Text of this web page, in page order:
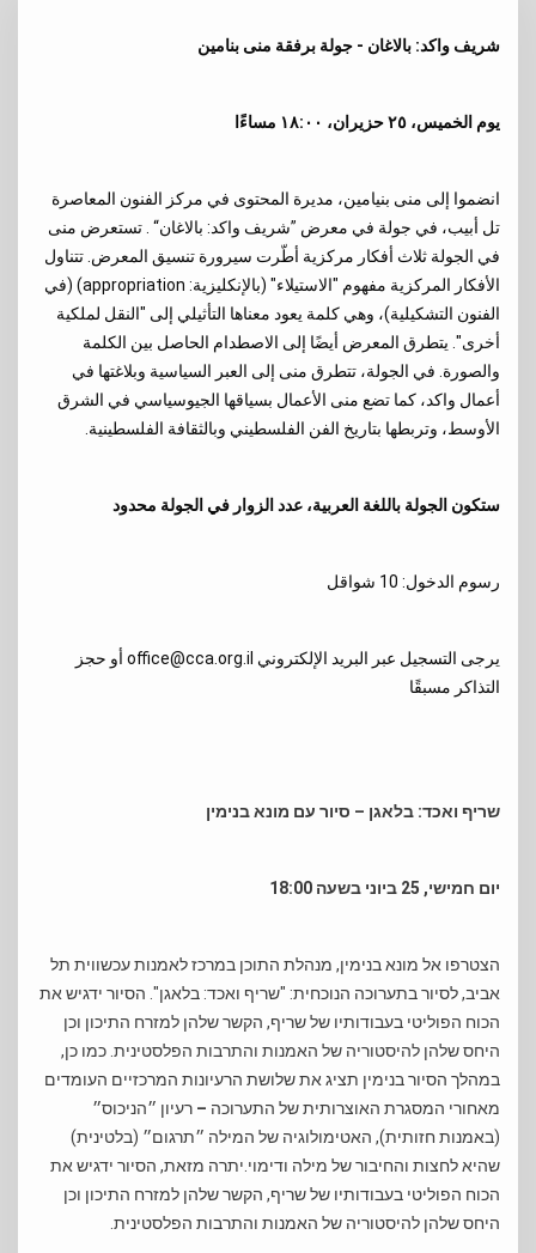
شريف واكد: بالاغان - جولة برفقة منى بنامين
يوم الخميس، ٢٥ حزيران، ١٨:٠٠ مساءًا
انضموا إلى منى بنيامين، مديرة المحتوى في مركز الفنون المعاصرة
تل أبيب، في جولة في معرض ”شريف واكد: بالاغان“ . تستعرض منى
في الجولة ثلاث أفكار مركزية أطّرت سيرورة تنسيق المعرض. تتناول
الأفكار المركزية مفهوم "الاستيلاء" (بالإنكليزية: appropriation) (في
الفنون التشكيلية)، وهي كلمة يعود معناها التأثيلي إلى "النقل لملكية
أخرى". يتطرق المعرض أيضًا إلى الاصطدام الحاصل بين الكلمة
والصورة. في الجولة، تتطرق منى إلى العبر السياسية وبلاغتها في
أعمال واكد، كما تضع منى الأعمال بسياقها الجيوسياسي في الشرق
الأوسط، وتربطها بتاريخ الفن الفلسطيني وبالثقافة الفلسطينية.
ستكون الجولة باللغة العربية، عدد الزوار في الجولة محدود
رسوم الدخول: 10 شواقل
يرجى التسجيل عبر البريد الإلكتروني office@cca.org.il أو حجز
التذاكر مسبقًا
שריף ואכד: בלאגן – סיור עם מונא בנימין
יום חמישי, 25 ביוני בשעה 18:00
הצטרפו אל מונא בנימין, מנהלת התוכן במרכז לאמנות עכשווית תל
אביב, לסיור בתערוכה הנוכחית: "שריף ואכד: בלאגן". הסיור ידגיש את
הכוח הפוליטי בעבודותיו של שריף, הקשר שלהן למזרח התיכון וכן
היחס שלהן להיסטוריה של האמנות והתרבות הפלסטינית. כמו כן,
במהלך הסיור בנימין תציג את שלושת הרעיונות המרכזיים העומדים
מאחורי המסגרת האוצרותית של התערוכה –רעיון ״הניכוס״
(באמנות חזותית), האטימולוגיה של המילה ״תרגום״ (בלטינית)
שהיא לחצות והחיבור של מילה ודימוי.יתרה מזאת, הסיור ידגיש את
הכוח הפוליטי בעבודותיו של שריף, הקשר שלהן למזרח התיכון וכן
היחס שלהן להיסטוריה של האמנות והתרבות הפלסטינית.